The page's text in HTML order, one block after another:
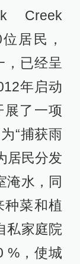
居民，
，已经呈
年启动
展了一项
“捕获雨
居民分发
淹水，同
种菜和植
私家庭院
%，使城